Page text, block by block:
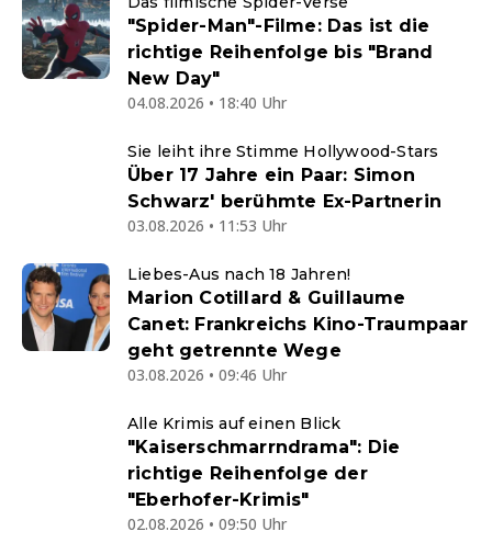
"Spider-Man"-Filme: Das ist die
richtige Reihenfolge bis "Brand
New Day"
04.08.2026 • 18:40 Uhr
Sie leiht ihre Stimme Hollywood-Stars
Über 17 Jahre ein Paar: Simon
Schwarz' berühmte Ex-Partnerin
03.08.2026 • 11:53 Uhr
Liebes-Aus nach 18 Jahren!
Marion Cotillard & Guillaume
Canet: Frankreichs Kino-Traumpaar
geht getrennte Wege
03.08.2026 • 09:46 Uhr
Alle Krimis auf einen Blick
"Kaiserschmarrndrama": Die
richtige Reihenfolge der
"Eberhofer-Krimis"
02.08.2026 • 09:50 Uhr